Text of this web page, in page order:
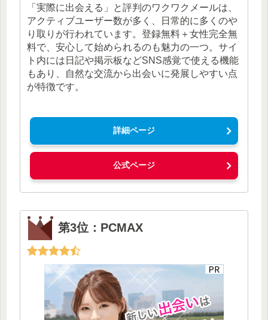
「実際に出会える」と評判のワクワクメールは、
アクティブユーザー数が多く、日常的に多くのや
り取りが行われています。登録無料＋女性完全無
料で、安心して始められるのも魅力の一つ。サイ
ト内には日記や掲示板などSNS感覚で使える機能
もあり、自然な交流から出会いに発展しやすい点
が特徴です。
詳細ページ
公式ページ
第3位：PCMAX